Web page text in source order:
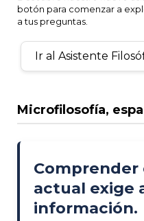
botón para comenzar a
a tus preguntas.
Ir al Asistente
Microfilosofía,
Comprender
actual exige
información.